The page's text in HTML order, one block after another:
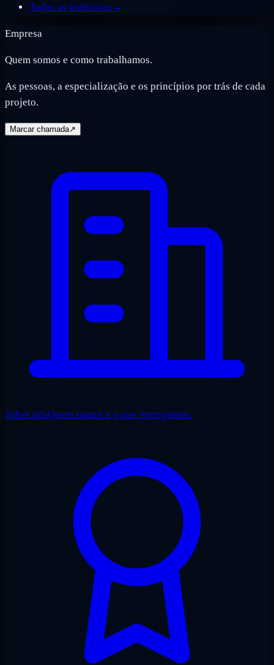
Todas as indústrias →
Empresa
Quem somos e como trabalhamos.
As pessoas, a especialização e os princípios por trás de cada
projeto.
Marcar chamada↗
Sobre nósQuem somos e o que entregamos.